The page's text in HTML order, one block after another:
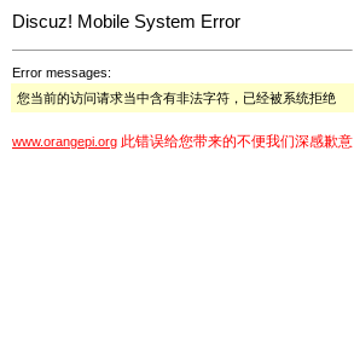
Discuz! Mobile System Error
Error messages:
您当前的访问请求当中含有非法字符，已经被系统拒绝
www.orangepi.org 此错误给您带来的不便我们深感歉意